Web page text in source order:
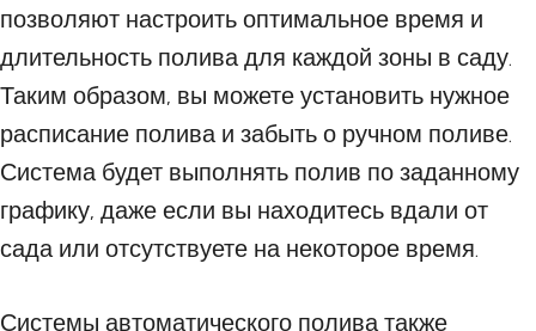
позволяют настроить оптимальное время и
длительность полива для каждой зоны в саду.
Таким образом, вы можете установить нужное
расписание полива и забыть о ручном поливе.
Система будет выполнять полив по заданному
графику, даже если вы находитесь вдали от
сада или отсутствуете на некоторое время.
Системы автоматического полива также